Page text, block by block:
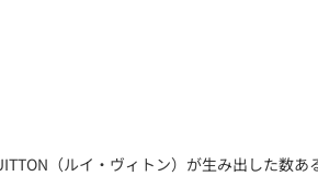
（ルイ・ヴィトン）が生み出した数あ